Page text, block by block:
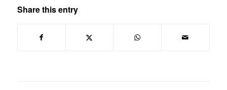
Share this entry